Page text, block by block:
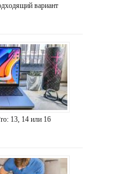
вариант
13, 14 или 16